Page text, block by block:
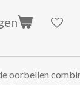
oorbellen